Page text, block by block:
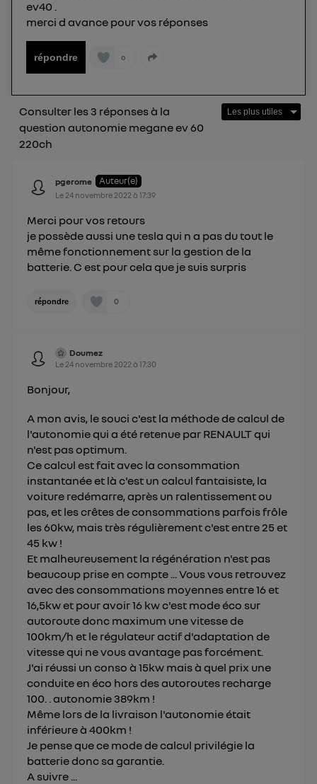
ev40 .
merci d avance pour vos réponses
répondre 0
Consulter les 3 réponses à la
question autonomie megane ev 60
220ch
pgerome Auteur(e)
Le 24 novembre 2022 à17:39
Merci pour vos retours
je possède aussi une tesla qui n a pas du tout le
même fonctionnement sur la gestion de la
batterie. C est pour cela que je suis surpris
répondre 0
Doumez
Le 24 novembre 2022 à17:30
Bonjour,
A mon avis, le souci c'est la méthode de calcul de
l'autonomie qui a été retenue par RENAULT qui
n'est pas optimum.
Ce calcul est fait avec la consommation
instantanée et là c'est un calcul fantaisiste, la
voiture redémarre, après un ralentissement ou
pas, et les crêtes de consommations parfois frôle
les 60kw, mais très régulièrement c'est entre 25 et
45 kw !
Et malheureusement la régénération n'est pas
beaucoup prise en compte ... Vous vous retrouvez
avec des consommations moyennes entre 16 et
16,5kw et pour avoir 16 kw c'est mode éco sur
autoroute donc maximum une vitesse de
100km/h et le régulateur actif d'adaptation de
vitesse qui ne vous avantage pas forcément.
J'ai réussi un conso à 15kw mais à quel prix une
conduite en éco hors des autoroutes recharge
100. . autonomie 389km !
Même lors de la livraison l'autonomie était
inférieure à 400km !
Je pense que ce mode de calcul privilégie la
batterie donc sa garantie.
A suivre ...
") ou via la page « gérer Utiq » en bas de ce site.
Pour plus d'informations, veuillez consulter